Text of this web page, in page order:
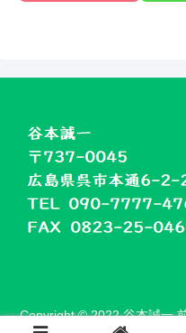
Copyright © 2022 谷本誠一